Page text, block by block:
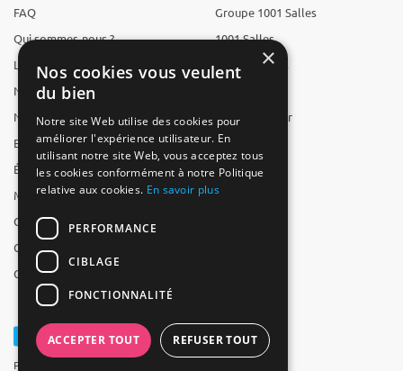
FAQ
Qui sommes-nous ?
L'équipe
Nous recrutons
Nos partenaires
Espace presse
Études
Mentions légales
CGV
CGU
Contact
Groupe 1001 Salles
1001 Salles
1001 Traiteurs
Reserverunbar
MP2
Powered by Groupe 1001Salles
×
Nos cookies vous veulent
du bien
Notre site Web utilise des cookies pour
améliorer l'expérience utilisateur. En
utilisant notre site Web, vous acceptez tous
les cookies conformément à notre Politique
relative aux cookies. En savoir plus
PERFORMANCE
CIBLAGE
FONCTIONNALITÉ
ACCEPTER TOUT REFUSER TOUT